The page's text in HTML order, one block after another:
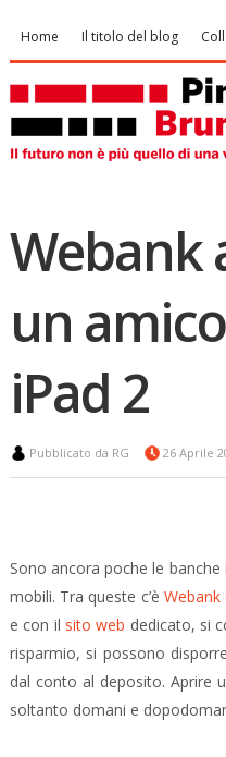
Home Il titolo del blog
Webank
un
iPad 2
Pubblicato da RG 26 Aprile
Sono ancora poche le
mobili. Tra queste c’è Webank
e con il sito web dedicato, si
risparmio, si possono
dal conto al deposito. Aprire
soltanto domani e